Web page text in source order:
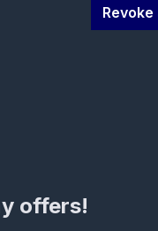
offers!